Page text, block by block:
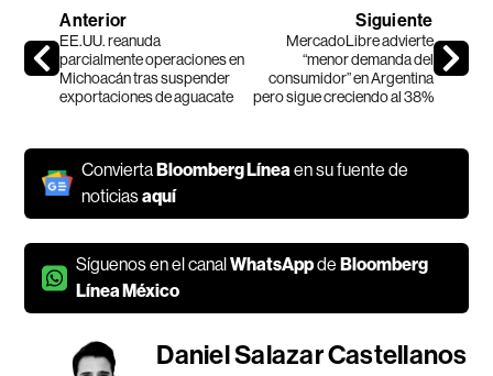
Anterior
EE.UU. reanuda
parcialmente operaciones en
Michoacán tras suspender
exportaciones de aguacate
Siguiente
MercadoLibre advierte
“menor demanda del
consumidor” en Argentina
pero sigue creciendo al 38%
ConviertaBloomberg Línea en su fuente de
noticiasaquí
Síguenos en el canalWhatsAppdeBloomberg
Línea México
Daniel Salazar Castellanos